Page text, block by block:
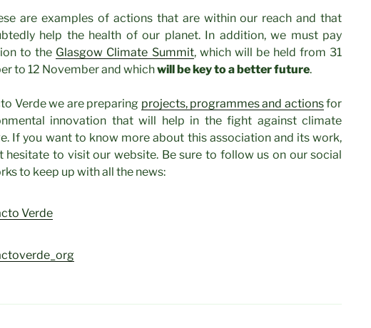
are examples of actions that are within our reach and that
help the health of our planet. In addition, we must pay
to the Glasgow Climate Summit, which will be held from 31
to 12 November and whichwill be key to a better future.
Verde we are preparing projects, programmes and actionsfor
innovation that will help in the fight against climate
If you want to know more about this association and its work,
hesitate to visit our website. Be sure to follow us on our social
to keep up with all the news:
Verde